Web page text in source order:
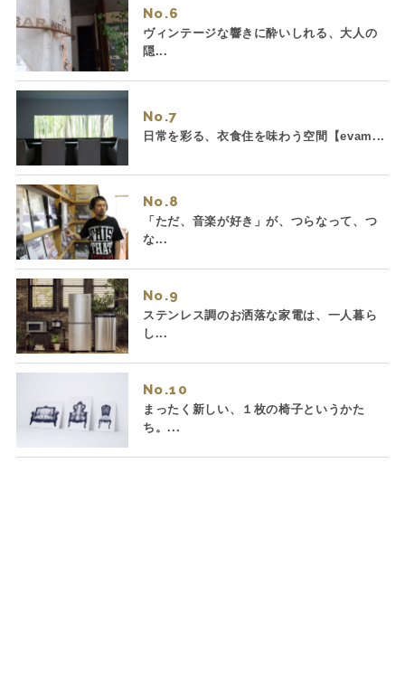
No.
ヴィンテージな響きに酔いしれる、大人の
隠...
No.
日常を彩る、衣食住を味わう空間【evam...
No.
「ただ、音楽が好き」が、つらなって、つ
な...
No.
ステンレス調のお洒落な家電は、一人暮ら
し...
No.
まったく新しい、１枚の椅子というかた
ち。...